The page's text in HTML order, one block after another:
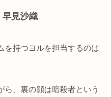
早見沙織
を持つヨルを担当するのは
ら、裏の顔は暗殺者という